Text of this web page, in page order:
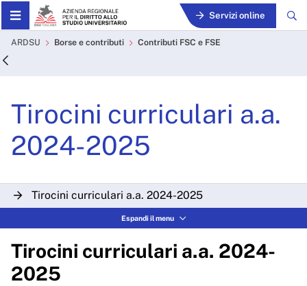
Skip to Main Content Servizi online
Tirocini curriculari a.a.
ARDSU Borse e contributi Contributi FSC e FSE
Tirocini curriculari a.a.
2024-2025
Tirocini curriculari a.a. 2024-2025
Esiti ammissioni tirocini a.a. 2024-2025
Espandi il menu
Tirocini curriculari a.a. 2024-
2025